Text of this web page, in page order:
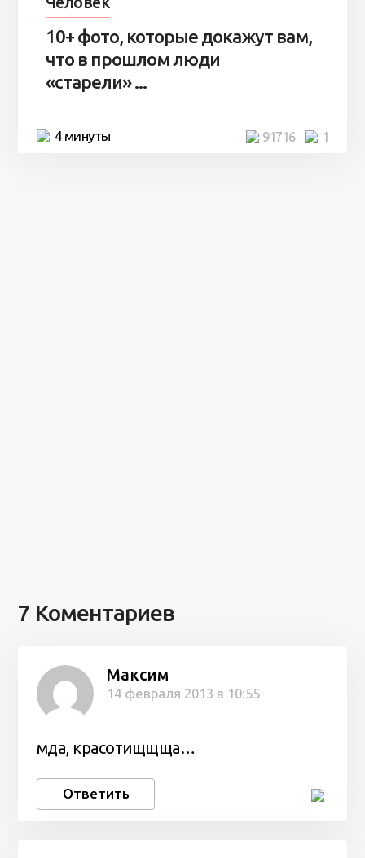
10+ фото, которые докажут вам,
что в прошлом люди
«старели» ...
4 минуты 1
91716
7 Коментариев
Максим
14 февраля 2013 в 10:55
мда, красотищщща…
Ответить